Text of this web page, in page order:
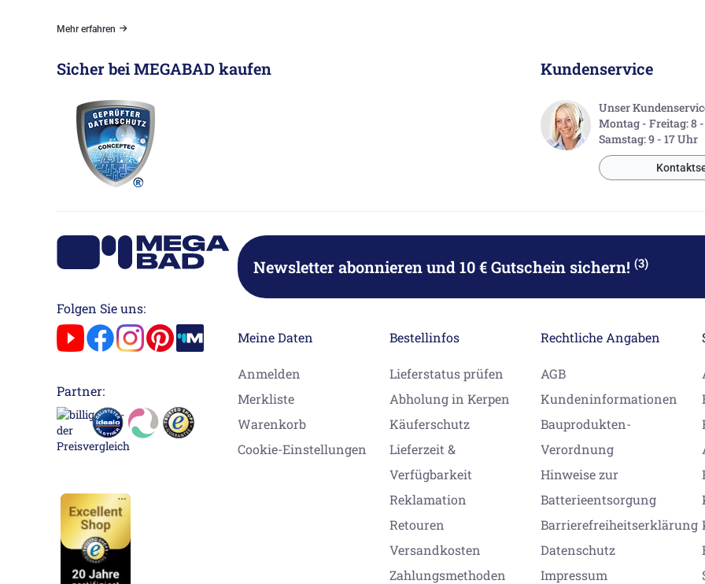
Mehr erfahren
Sicher bei MEGABAD kaufen Kundenservice
Unser
Montag - Freitag: 8
Samstag: 9 - 17 Uhr
Folgen Sie uns:
Partner:
Newsletter abonnierenund 10 € Gutschein sichern! (3)
Meine Daten
Anmelden
Merkliste
Warenkorb
Cookie-Einstellungen
Bestellinfos
Lieferstatus prüfen
Abholung in Kerpen
Käuferschutz
Lieferzeit &
Verfügbarkeit
Reklamation
Retouren
Versandkosten
Zahlungsmethoden
Rechtliche Angaben
AGB
Kundeninformationen
Bauprodukten-
Verordnung
Hinweise zur
Batterieentsorgung
Barrierefreiheitserklärung
Datenschutz
Impressum